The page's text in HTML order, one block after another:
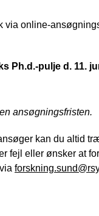
online-
Ph.d.-pulje d. 11.
ansøgningsfristen.
kan du altid
fejl eller ønsker at